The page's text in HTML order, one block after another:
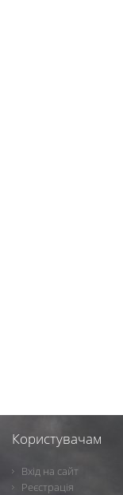
Користувачам
Вхід на сайт
Реєстрація